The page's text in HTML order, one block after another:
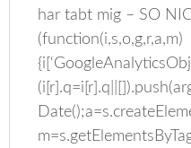
har tabt mig – SO
(function(i,s,o,g,r,a,m)